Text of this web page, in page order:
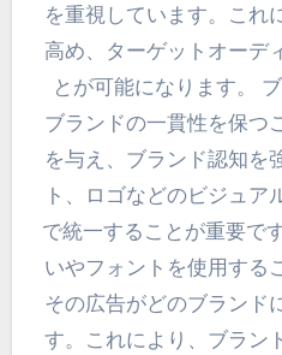
を重視しています。これ
高め、ターゲットオーデ
とが可能になります。
ブランドの一貫性を保つ
を与え、ブランド認知を
ト、ロゴなどのビジュア
で統一することが重要で
いやフォントを使用する
その広告がどのブランド
す。これにより、ブラン